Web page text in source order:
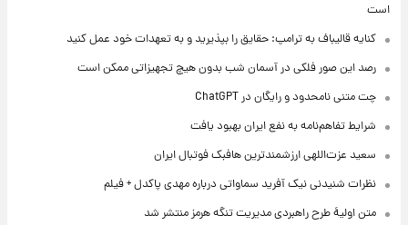
است
کنایه قالیباف به ترامپ: حقایق را بپذیرید و به تعهدات خود عمل کنید
رصد این صور فلکی در آسمان شب بدون هیچ تجهیزاتی ممکن است
چت متنی نامحدود و رایگان در ChatGPT
شرایط تفاهم‌نامه به نفع ایران بهبود یافت
سعید عزت‌اللهی ارزشمندترین هافبک فوتبال ایران
نظرات شنیدنی نیک آفرید سماواتی درباره مهدی پاکدل + فیلم
متن اولیۀ طرح راهبردی مدیریت تنگه هرمز منتشر شد